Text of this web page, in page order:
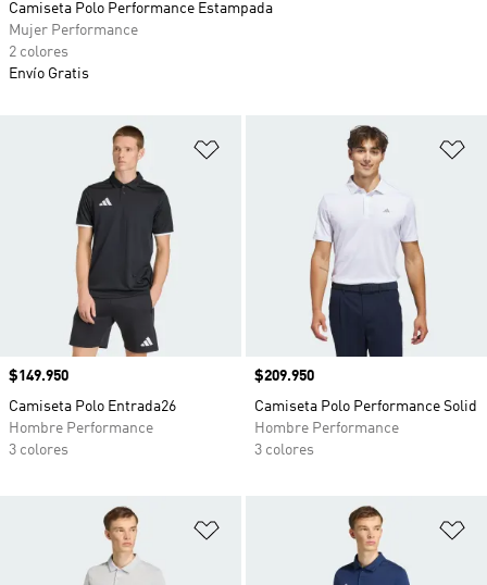
Añadir a la lista de deseos
Precio
$149.950
Camiseta Polo Entrada26
Hombre Performance
3 colores
Precio
$209.950
Camiseta Polo Performance Solid
Hombre Performance
3 colores
Añadir a la lista de deseos
Camiseta Polo Performance Estampada
Mujer Performance
2 colores
Envío Gratis